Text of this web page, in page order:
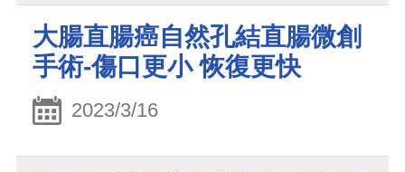
大腸直腸癌自然孔結直腸微創
手術-傷口更小 恢復更快
2023/3/16